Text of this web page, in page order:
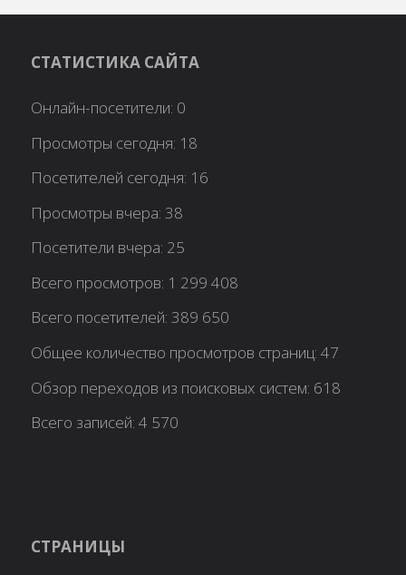
СТАТИСТИКА САЙТА
Онлайн-посетители: 0
Просмотры сегодня: 18
Посетителей сегодня: 16
Просмотры вчера:38
Посетители вчера: 25
Всего просмотров: 1 299 408
Всего посетителей:389 650
Общее количество просмотров страниц:47
Обзор переходов из поисковых систем: 618
Всего записей:4 570
СТРАНИЦЫ